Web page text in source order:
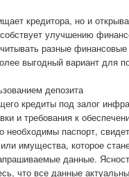
кредитора, но и
улучшению
разные
выгодный вариант для
депозита
кредиты под залог
и требования к
необходимы паспорт,
имущества, которое
данные.
что все данные